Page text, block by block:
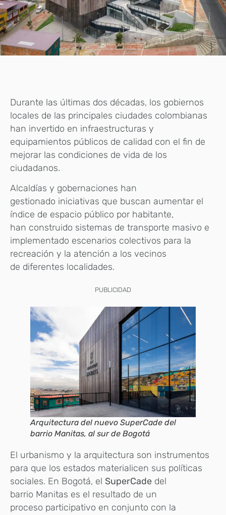
Durante las últimas dos décadas, los gobiernos
locales de las principales ciudades colombianas
han invertido en infraestructuras y
equipamientos públicos de calidad con el fin de
mejorar las condiciones de vida de los
ciudadanos.
Alcaldías y gobernaciones han
gestionado iniciativas que buscan aumentar el
índice de espacio público por habitante,
han construido sistemas de transporte masivo e
implementado escenarios colectivos para la
recreación y la atención a los vecinos
de diferentes localidades.
PUBLICIDAD
Arquitectura del nuevo SuperCade del
barrio Manitas, al sur de Bogotá
El urbanismo y la arquitectura son instrumentos
para que los estados materialicen sus políticas
sociales. En Bogotá, el SuperCade del
barrio Manitas es el resultado de un
proceso participativo en conjunto con la